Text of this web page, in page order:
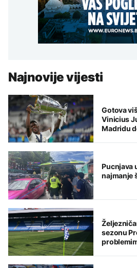
Najnovije vijesti
Gotova
Vinicius
Madridu
Pucnjava
najmanje
sezonu